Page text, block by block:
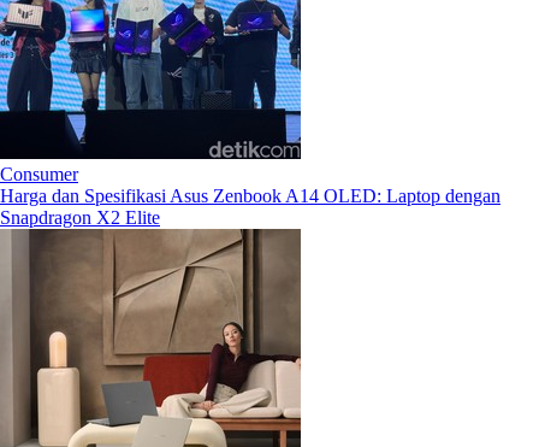
Consumer
Harga dan Spesifikasi Asus Zenbook A14 OLED: Laptop dengan
Snapdragon X2 Elite